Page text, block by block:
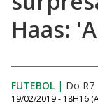
Haas:
FUTEBOL | Do R7
19/02/2019 - 18H16